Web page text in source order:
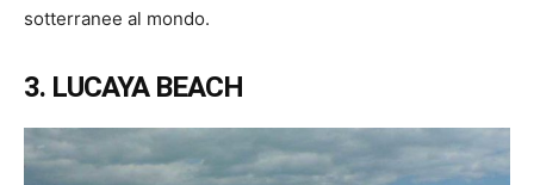
sotterranee al mondo.
3. LUCAYA BEACH